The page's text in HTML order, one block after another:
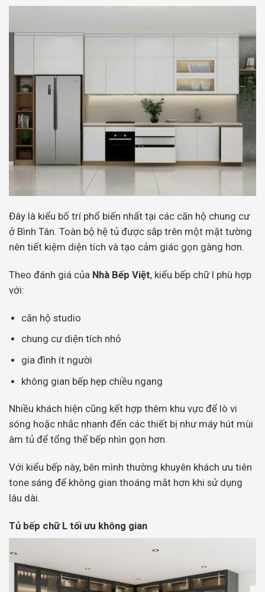
Đây là kiểu bố trí phổ biến nhất tại các căn hộ chung cư
ở Bình Tân. Toàn bộ hệ tủ được sắp trên một mặt tường
nên tiết kiệm diện tích và tạo cảm giác gọn gàng hơn.
Theo đánh giá của Nhà Bếp Việt, kiểu bếp chữ I phù hợp
với:
căn hộ studio
chung cư diện tích nhỏ
gia đình ít người
không gian bếp hẹp chiều ngang
Nhiều khách hiện cũng kết hợp thêm khu vực để lò vi
sóng hoặc nhắc nhanh đến các thiết bị như máy hút mùi
âm tủ để tổng thể bếp nhìn gọn hơn.
Với kiểu bếp này, bên mình thường khuyên khách ưu tiên
tone sáng để không gian thoáng mắt hơn khi sử dụng
lâu dài.
Tủ bếp chữ L tối ưu không gian